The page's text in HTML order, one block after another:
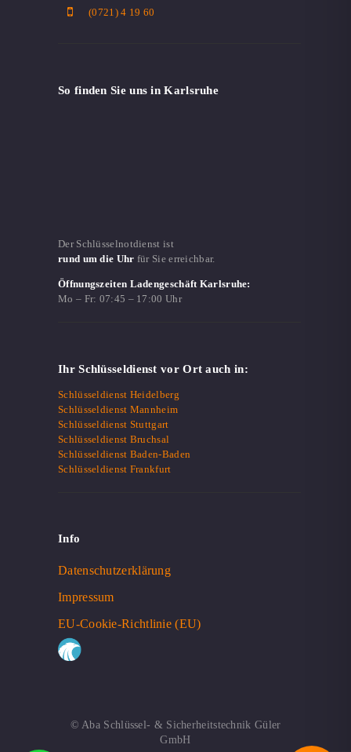
(0721) 4 19 60
So finden Sie uns in Karlsruhe
Der Schlüsselnotdienst ist
rund um die Uhr für Sie erreichbar.
Öffnungszeiten Ladengeschäft Karlsruhe:
Mo – Fr: 07:45 – 17:00 Uhr
Ihr Schlüsseldienst vor Ort auch in:
Schlüsseldienst Heidelberg
Schlüsseldienst Mannheim
Schlüsseldienst Stuttgart
Schlüsseldienst Bruchsal
Schlüsseldienst Baden-Baden
Schlüsseldienst Frankfurt
Info
Datenschutzerklärung
Impressum
EU-Cookie-Richtlinie (EU)
© Aba Schlüssel- & Sicherheitstechnik Güler
GmbH